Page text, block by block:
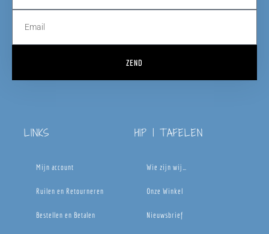
ZEND
LINKS
Mijn account
Ruilen en Retourneren
Bestellen en Betalen
HIP | TAFELEN
Wie zijn wij…
Onze Winkel
Nieuwsbrief